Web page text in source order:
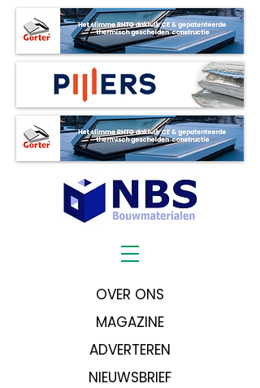
OVER ONS
MAGAZINE
ADVERTEREN
NIEUWSBRIEF